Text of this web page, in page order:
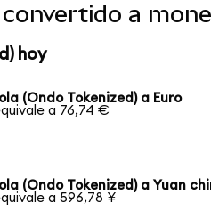
a
hoy
(Ondo Tokenized) a Euro
a 76,74 €
(Ondo Tokenized) a Yuan
a 596,78 ¥